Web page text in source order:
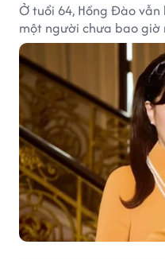
Ở tuổi 64, Hồng Đào
một người chưa bao giờ